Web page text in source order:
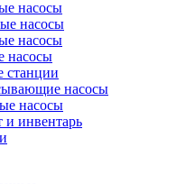
насосы
насосы
насосы
насосы
станции
насосы
насосы
инвентарь